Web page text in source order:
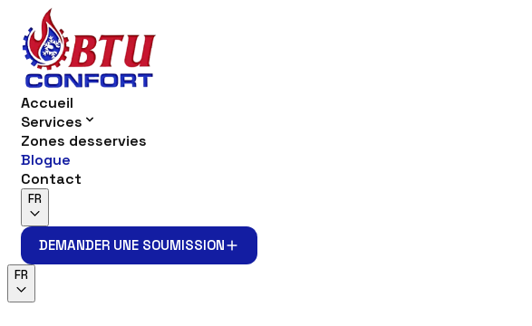
Accueil
Services
Zones desservies
Blogue
Contact
FR
DEMANDER UNE SOUMISSION
DEMANDER UNE SOUMISSION
FR